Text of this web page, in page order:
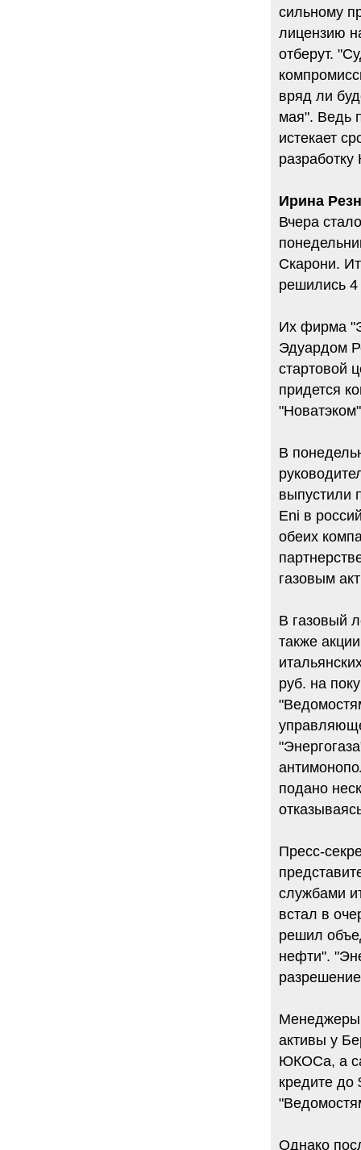
сильному
лицензию
отберут.
вряд ли
мая". Ведь
истекает
Ирина
Вчера
Скарони.
решились
Их фирма
Эдуардом
стартовой
придется
В
выпустили
Eni в
обеих
газовым
В газовый
также
руб. на
подано
Пресс-
службами
встал в
решил
нефти".
Менеджеры
активы у
ЮКОСа, а
кредите до
Однако